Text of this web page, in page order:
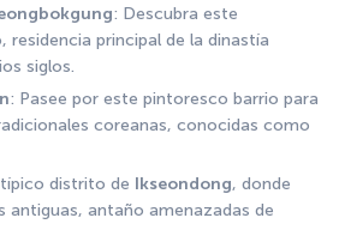
: Descubra este
residencia principal de la dinastía
siglos.
: Pasee por este pintoresco barrio para
coreanas, conocidas como
distrito de Ikseondong, donde
antiguas, antaño amenazadas de